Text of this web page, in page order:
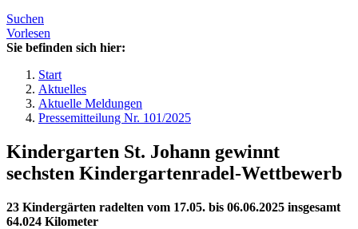
Suchen
Vorlesen
Sie befinden sich hier:
Start
Aktuelles
Aktuelle Meldungen
Pressemitteilung Nr. 101/2025
Kindergarten St. Johann gewinnt
sechsten Kindergartenradel-Wettbewerb
23 Kindergärten radelten vom 17.05. bis 06.06.2025 insgesamt
64.024 Kilometer